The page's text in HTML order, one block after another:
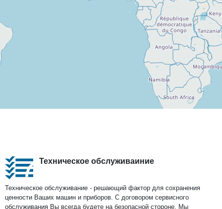
Техническое обслуживаиние
Техническое обслуживание - решающий фактор для сохранения
ценности Ваших машин и приборов. С договором сервисного
обслуживания Вы всегда будете на безопасной стороне. Мы